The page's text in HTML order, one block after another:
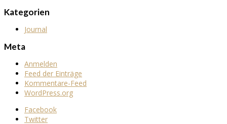
Kategorien
Journal
Meta
Anmelden
Feed der Einträge
Kommentare-Feed
WordPress.org
Facebook
Twitter